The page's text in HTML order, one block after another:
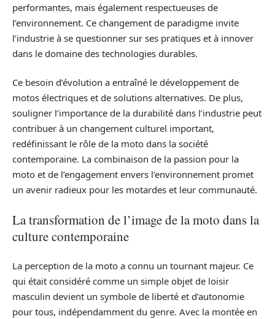
performantes, mais également respectueuses de
l’environnement. Ce changement de paradigme invite
l’industrie à se questionner sur ses pratiques et à innover
dans le domaine des technologies durables.
Ce besoin d’évolution a entraîné le développement de
motos électriques et de solutions alternatives. De plus,
souligner l’importance de la durabilité dans l’industrie peut
contribuer à un changement culturel important,
redéfinissant le rôle de la moto dans la société
contemporaine. La combinaison de la passion pour la
moto et de l’engagement envers l’environnement promet
un avenir radieux pour les motardes et leur communauté.
La transformation de l’image de la moto dans la
culture contemporaine
La perception de la moto a connu un tournant majeur. Ce
qui était considéré comme un simple objet de loisir
masculin devient un symbole de liberté et d’autonomie
pour tous, indépendamment du genre. Avec la montée en